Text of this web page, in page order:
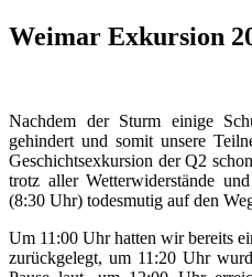
Weimar Exkursion
Nachdem der Sturm einige
gehindert und somit unsere
Geschichtsexkursion der Q2
trotz aller Wetterwiderstände
(8:30 Uhr) todesmutig auf den
Um 11:00 Uhr hatten wir bereits
zurückgelegt, um 11:20 Uhr